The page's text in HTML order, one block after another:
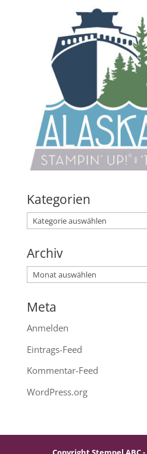
Kategorien
Kategorien
Archiv
Archiv
Meta
Anmelden
Eintrags-Feed
Kommentar-Feed
WordPress.org